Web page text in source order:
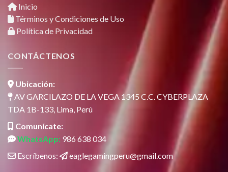
Inicio
Términos y Condiciones de Uso
Política de Privacidad
CONTÁCTENOS
Ubicación:
AV GARCILAZO DE LA VEGA 1345 C.C. CYBERPLAZA
TDA 1B-133, Lima, Perú
Comunícate:
WhatsApp: 986 638 034
Escríbenos:
eaglegamingperu@gmail.com